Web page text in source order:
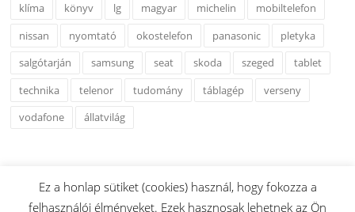
klíma
könyv lg magyar michelin
mobiltelefon
nissan
nyomtató okostelefon panasonic
pletyka
salgótarján
samsung seat skoda szeged
tablet
technika
telenor tudomány táblagép
verseny
vodafone
állatvilág
Ez a honlap sütiket (cookies) használ, hogy fokozza a
felhasználói élményeket. Ezek hasznosak lehetnek az Ön